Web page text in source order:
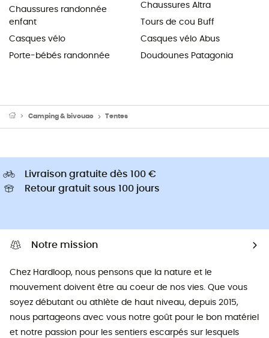
Chaussures randonnée
enfant
Casques vélo
Porte-bébés randonnée
Chaussures Altra
Tours de cou Buff
Casques vélo Abus
Doudounes Patagonia
Camping & bivouac Tentes
Livraison gratuite dès 100 €
Retour gratuit sous 100 jours
Notre mission
Chez Hardloop, nous pensons que la nature et le
mouvement doivent être au coeur de nos vies. Que vous
soyez débutant ou athlète de haut niveau, depuis 2015,
nous partageons avec vous notre goût pour le bon matériel
et notre passion pour les sentiers escarpés sur lesquels